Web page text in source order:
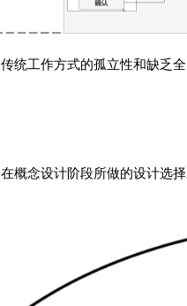
统工作方式的孤立性和缺乏全
念设计阶段所做的设计选